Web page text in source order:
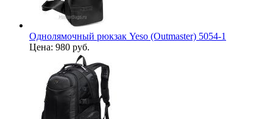
Однолямочный рюкзак Yeso (Outmaster) 5054-1
Цена: 980 руб.